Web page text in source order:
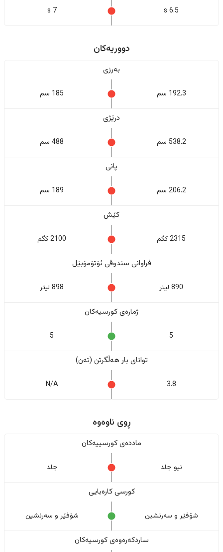
6.5 s
7 s
دووریەکان
بەرزی
192.3 سم 185 سم
درێژی
538.2 سم 488 سم
پانی
206.2 سم 189 سم
کێش
2315 کگم 2100 کگم
فراوانی سندوقی ئۆتۆمۆبێل
890 لیتر 898 لیتر
ژمارەی کورسیەکان
5
5
تواناى بار هەڵگرتن (تەن)
3.8
N/A
ڕوی ناوەوە
ماددەی کورسییەکان
نیو جلد جلد
کورسی کارەبایی
شۆفێر و سەرنشین شۆفێر و سەرنشین
ساردکەرەوەی کورسیەکان